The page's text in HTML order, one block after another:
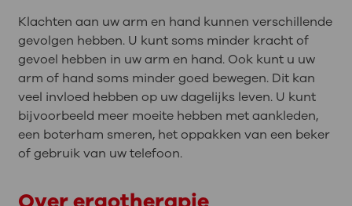
Klachten aan uw arm en hand kunnen verschillende
gevolgen hebben. U kunt soms minder kracht of
gevoel hebben in uw arm en hand. Ook kunt u uw
arm of hand soms minder goed bewegen. Dit kan
veel invloed hebben op uw dagelijks leven. U kunt
bijvoorbeeld meer moeite hebben met aankleden,
een boterham smeren, het oppakken van een beker
of gebruik van uw telefoon.